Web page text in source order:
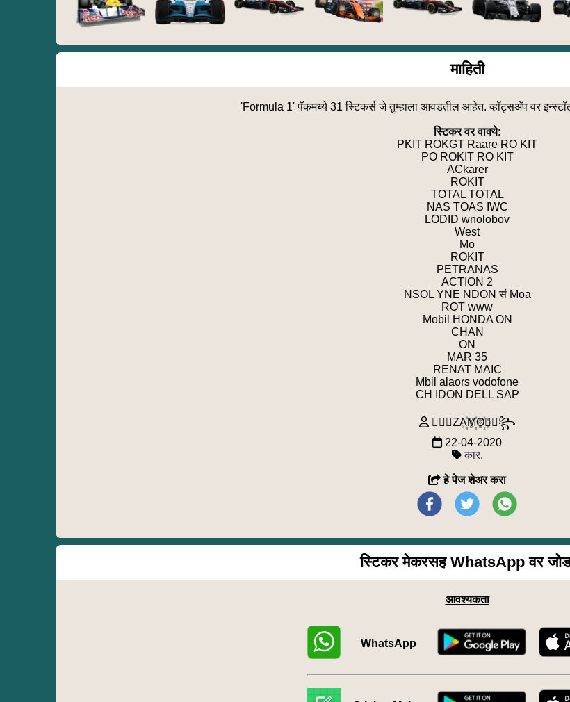
माहिती
'Formula 1' पॅकमध्ये 31 स्टिकर्स जे तुम्हाला आवडतील आहेत. व्हॉट्सअ‍ॅप वर
स्टिकर वर वाक्ये:
PKIT ROKGT Raare RO KIT
PO ROKIT RO KIT
ACkarer
ROKIT
TOTAL TOTAL
NAS TOAS IWC
LODID wnolobov
West
Mo
ROKIT
PETRANAS
ACTION 2
NSOL YNE NDON सं Moa
ROT www
Mobil HONDA ON
CHAN
ON
MAR 35
RENAT MAIC
Mbil alaors vodofone
CH IDON DELL SAP
꧁⃢⃟ZA꙰M꙰O꙰⃟⃢꧂
22-04-2020
कार.
हे पेज शेअर करा
स्टिकर मेकरसह WhatsApp वर
आवश्यकता
WhatsApp